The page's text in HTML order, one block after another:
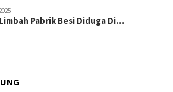
Pabrik Besi Diduga Di…